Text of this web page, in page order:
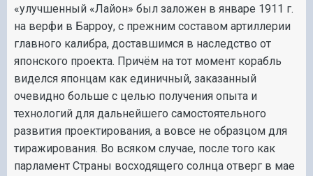
«улучшенный «Лайон» был заложен в январе 1911 г.
на верфи в Барроу, с прежним составом артиллерии
главного калибра, доставшимся в наследство от
японского проекта. Причём на тот момент корабль
виделся японцам как единичный, заказанный
очевидно больше с целью получения опыта и
технологий для дальнейшего самостоятельного
развития проектирования, а вовсе не образцом для
тиражирования. Во всяком случае, после того как
парламент Страны восходящего солнца отверг в мае